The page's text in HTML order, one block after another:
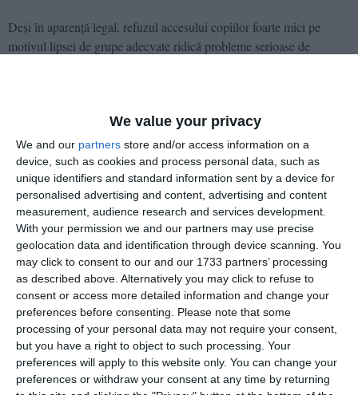
We value your privacy
We and our partners store and/or access information on a
device, such as cookies and process personal data, such as
unique identifiers and standard information sent by a device for
personalised advertising and content, advertising and content
measurement, audience research and services development.
With your permission we and our partners may use precise
geolocation data and identification through device scanning. You
may click to consent to our and our 1733 partners’ processing
as described above. Alternatively you may click to refuse to
consent or access more detailed information and change your
preferences before consenting.
Please note that some
processing of your personal data may not require your consent,
but you have a right to object to such processing. Your
preferences will apply to this website only. You can change your
preferences or withdraw your consent at any time by returning
Deși în aparență legal, refuzul accesului copiilor foarte mici pe
motivul lipsei de grupe adecvate ridică probleme serioase de
Conform metodologiei de organizare a creșelor, fiecare grupă
trebuie să aibă între 5 și 9 copii, cu un raport adult/copil adecvat.
Dotările specifice, personalul specializat și spațiile adaptate sunt
esențiale pentru funcționarea grupelor mici, însă aceste condiții nu
sunt îndeplinite în multe unități din Constanța.
Cazul semnalat scoate la lumină o realitate ignorată în multe orașe
din România: lipsa infrastructurii și a resurselor umane necesare
pentru a garanta cu adevărat accesul egal la educația timpurie. Deși
legea permite înscrierea copiilor de la 3 luni, în practică, aceștia sunt
adesea excluși din start din lipsa condițiilor.
PRECIZĂRI: